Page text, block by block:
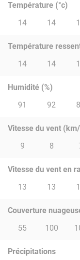
Température (°c)
14
14
Température
14
14
Humidité (%)
91
92
Vitesse du vent
9
8
Vitesse du vent en
13
13
Couverture
55
100
Précipitations